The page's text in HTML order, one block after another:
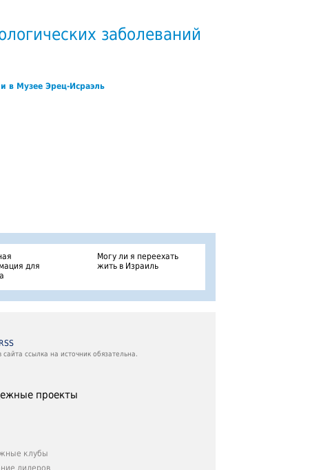
заболеваний
в Музее Эрец-Исраэль
для
Могу ли я переехать
жить в Израиль
RSS
ссылка на источник обязательна.
проекты
клубы
лидеров